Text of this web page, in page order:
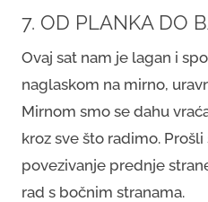
7. OD PLANKA DO
Ovaj sat nam je lagan i
naglaskom na mirno,
Mirnom smo se dahu
kroz sve što radimo.
povezivanje prednje
rad s bočnim stranama.